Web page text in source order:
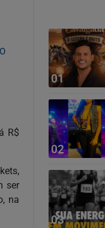
R$
ser
na
01
02
03